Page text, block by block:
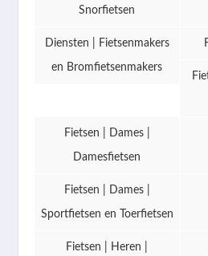
Snorfietsen
Diensten | Fietsenmakers
en Bromfietsenmakers
Fietsen | Dames |
Damesfietsen
Fietsen | Dames |
Sportfietsen en Toerfietsen
Fietsen | Heren |